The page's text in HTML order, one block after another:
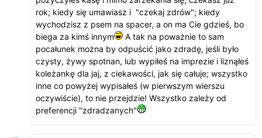
rok; kiedy się umawiasz i "czekaj zdrów"; kiedy
wychodzisz z psem na spacer, a on ma Cie gdzieś, bo
biega za kimś innym
A tak na poważnie to sam
pocałunek można by odpuścić jako zdradę, jeśli było
czysty, żywy spotnan, lub wypiłeś na imprezie i liznąłeś
koleżankę dla jaj, z ciekawości, jak się całuje; wszystko
inne co powyżej wypisałeś (w pierwszym wierszu
oczywiście), to nie przejdzie! Wszystko zależy od
preferencji "zdradzanych"